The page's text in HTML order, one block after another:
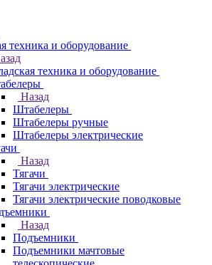
техника и оборудование
техника и оборудование
Назад
Штабелеры
Штабелеры ручные
Штабелеры электрические
Назад
Тягачи
Тягачи электрические
Тягачи электрические поводковые
Назад
Подъемники
Подъемники мачтовые